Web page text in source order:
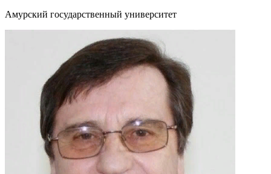
Амурский государственный университет